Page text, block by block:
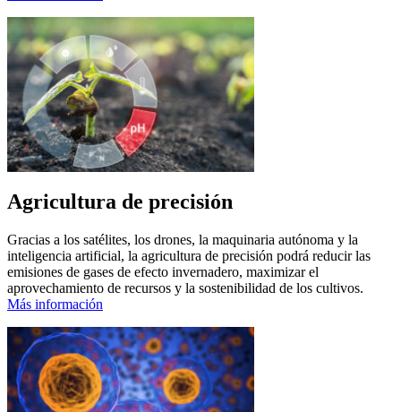
Agricultura de precisión
Gracias a los satélites, los drones, la maquinaria autónoma y la
inteligencia artificial, la agricultura de precisión podrá reducir las
emisiones de gases de efecto invernadero, maximizar el
aprovechamiento de recursos y la sostenibilidad de los cultivos.
Más información